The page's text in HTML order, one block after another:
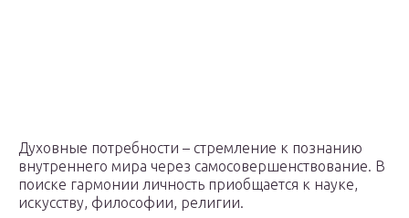
Духовные потребности – стремление к познанию
внутреннего мира через самосовершенствование. В
поиске гармонии личность приобщается к науке,
искусству, философии, религии.